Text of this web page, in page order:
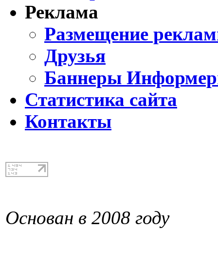
Реклама
Размещение
Друзья
Баннеры
Статистика сайта
Контакты
Основан в 2008 году